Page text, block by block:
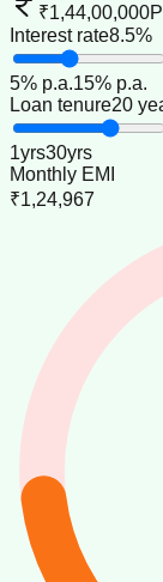
₹1,44,00,000
Interest rate8.5%
5% p.a.15% p.a.
Loan tenure20
1yrs30yrs
Monthly EMI
₹1,24,967